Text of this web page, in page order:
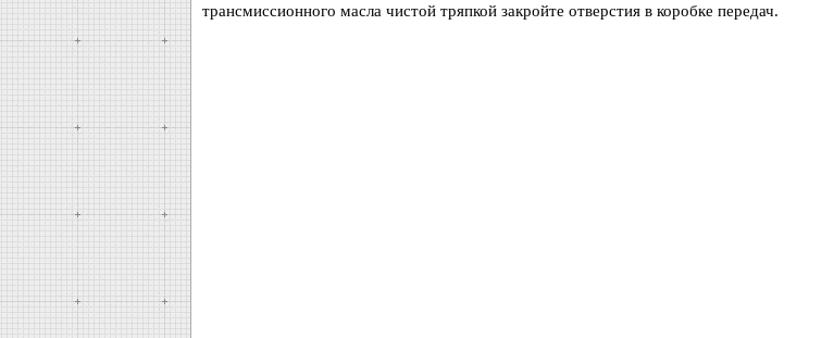
трансмиссионного масла чистой тряпкой закройте отверстия в коробке передач.